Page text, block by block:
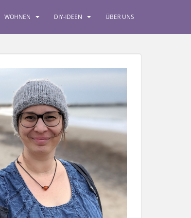
WOHNEN DIY-IDEEN ÜBER UNS